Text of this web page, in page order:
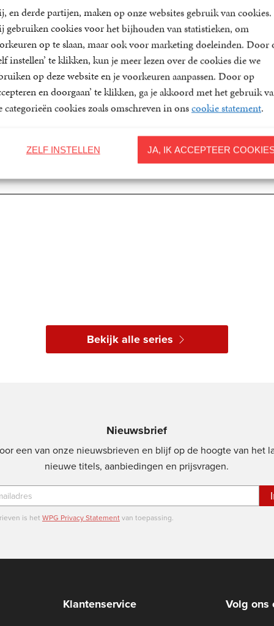
en derde partijen, maken op onze websites gebruik van cookies.
gebruiken cookies voor het bijhouden van statistieken, om
op te slaan, maar ook voor marketing doeleinden. Door
instellen’ te klikken, kun je meer lezen over de cookies die we
op deze website en je voorkeuren aanpassen. Door op
en doorgaan’ te klikken, ga je akkoord met het gebruik
categorieën cookies zoals omschreven in onscookie statement.
JA, IK ACCEPTEER
ZELF INSTELLEN
15,00
Lazarus
Lars
Kepler
12,99
Paperback
Jager
Lars
Kepler
Paperback
Bekijk alle series
Nieuwsbrief
een van onze nieuwsbrieven en blijf op de hoogte van het
nieuwe titels, aanbiedingen en prijsvragen.
is het WPG Privacy Statementvan toepassing.
Klantenservice Volg ons